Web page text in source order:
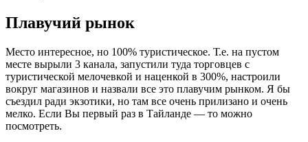
Плавучий рынок
Место интересное, но 100% туристическое. Т.е. на пустом
месте вырыли 3 канала, запустили туда торговцев с
туристической мелочевкой и наценкой в 300%, настроили
вокруг магазинов и назвали все это плавучим рынком. Я бы
съездил ради экзотики, но там все очень прилизано и очень
мелко. Если Вы первый раз в Тайланде — то можно
посмотреть.